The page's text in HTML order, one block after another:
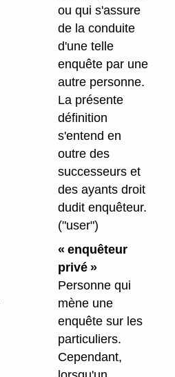
ou qui s'assure
de la conduite
d'une telle
enquête par une
autre personne.
La présente
définition
s'entend en
outre des
successeurs et
des ayants droit
dudit enquêteur.
("user")
« enquêteur
privé »
Personne qui
mène une
enquête sur les
particuliers.
Cependant,